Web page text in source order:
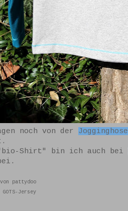
noch von der Jogginghose
"bio-Shirt" bin ich auch bei
pattydoo
Jersey